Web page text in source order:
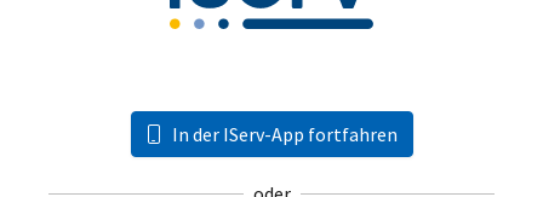
In der IServ-App fortfahren